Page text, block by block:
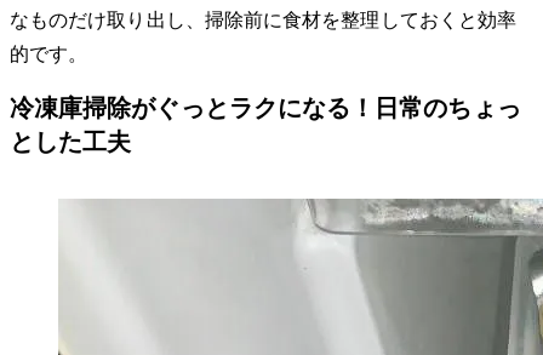
なものだけ取り出し、掃除前に食材を整理しておくと効率
的です。
冷凍庫掃除がぐっとラクになる！日常のちょっ
とした工夫